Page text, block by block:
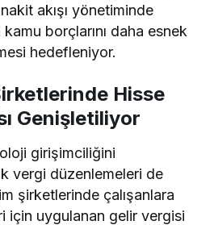
akışı yönetiminde
borçlarını daha esnek
hedefleniyor.
Hisse
Genişletiliyor
girişimciliğini
vergi düzenlemeleri de
şirketlerinde çalışanlara
için uygulanan gelir vergisi